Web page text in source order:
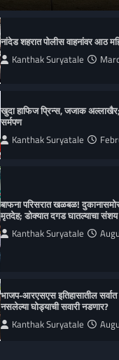
नांदेड शहरात पोलीस वाहनांवर आठ
Kanthak Suryatale
खुदा हाफिज प्रिन्स, जजाक
सर्मपण
Kanthak Suryatale
बाफना परिसरात खळबळ! दुकानासमोर
मृतदेह; डोक्यात दगड घातल्याचा संशय
Kanthak Suryatale
भाजप-आरएसएस इतिहासातील सर्वात
नसलेल्या घोड्याची सवारी नडणार?
Kanthak Suryatale